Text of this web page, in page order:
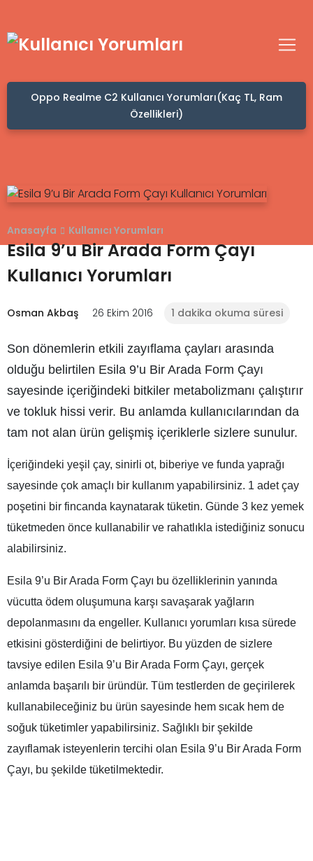
Oppo Realme C2 Kullanıcı Yorumları(Kaç TL, Ram
Özellikleri)
Anasayfa Kullanıcı Yorumları
Esila 9’u Bir Arada Form Çayı
Kullanıcı Yorumları
Osman Akbaş 26 Ekim 2016 1 dakika okuma süresi
Son dönemlerin etkili zayıflama çayları arasında
olduğu belirtilen Esila 9’u Bir Arada Form Çayı
sayesinde içeriğindeki bitkiler metabolizmanı çalıştırır
ve tokluk hissi verir. Bu anlamda kullanıcılarından da
tam not alan ürün gelişmiş içeriklerle sizlere sunulur.
İçeriğindeki yeşil çay, sinirli ot, biberiye ve funda yaprağı
sayesinde çok amaçlı bir kullanım yapabilirsiniz. 1 adet çay
poşetini bir fincanda kaynatarak tüketin. Günde 3 kez yemek
tüketmeden önce kullanabilir ve rahatlıkla istediğiniz sonucu
alabilirsiniz.
Esila 9’u Bir Arada Form Çayı bu özelliklerinin yanında
vücutta ödem oluşumuna karşı savaşarak yağların
depolanmasını da engeller. Kullanıcı yorumları kısa sürede
etkisini gösterdiğini de belirtiyor. Bu yüzden de sizlere
tavsiye edilen Esila 9’u Bir Arada Form Çayı, gerçek
anlamda başarılı bir üründür. Tüm testlerden de geçirilerek
kullanabileceğiniz bu ürün sayesinde hem sıcak hem de
soğuk tüketimler yapabilirsiniz. Sağlıklı bir şekilde
zayıflamak isteyenlerin tercihi olan Esila 9’u Bir Arada Form
Çayı, bu şekilde tüketilmektedir.